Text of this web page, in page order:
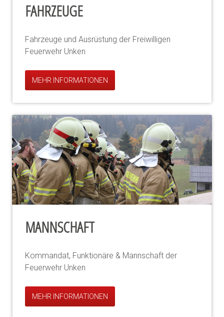
FAHRZEUGE
Fahrzeuge und Ausrüstung der Freiwilligen
Feuerwehr Unken
MEHR INFORMATIONEN
MANNSCHAFT
Kommandat, Funktionäre & Mannschaft der
Feuerwehr Unken
MEHR INFORMATIONEN